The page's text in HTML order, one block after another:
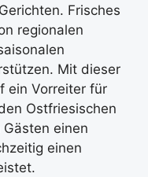
Frisches
regionalen
Mit dieser
ein Vorreiter für
Ostfriesischen
einen
einen